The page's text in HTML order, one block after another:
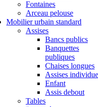
Fontaines
Arceau pelouse
Mobilier urbain standard
Assises
Bancs publics
Banquettes
publiques
Chaises longues
Assises
Enfant
Assis debout
Tables